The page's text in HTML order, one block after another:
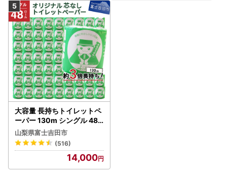
大容量 長持ちトイレットペ
ーパー 130m シングル 48R
芯なし 3倍巻 トイレット
山梨県富士吉田市
(516)
14,000